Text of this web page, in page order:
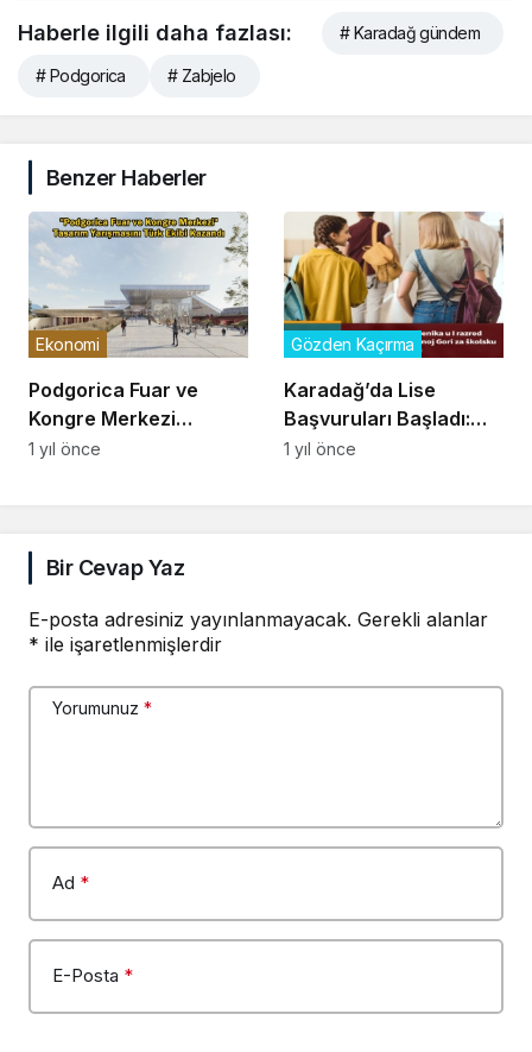
Haberle ilgili daha fazlası: # Karadağ gündem
# Podgorica # Zabjelo
Benzer Haberler
Podgorica Fuar ve
Kongre Merkezi
Tasarım Yarışmasını
Ekonomi
1 yıl önce
Karadağ’da Lise
Başvuruları Başladı:
7.700 Mezuna 10.564
Gözden Kaçırma
1 yıl önce
Bir Cevap Yaz
E-posta adresiniz yayınlanmayacak. Gerekli alanlar
* ile işaretlenmişlerdir
Yorumunuz *
Ad *
E-Posta *